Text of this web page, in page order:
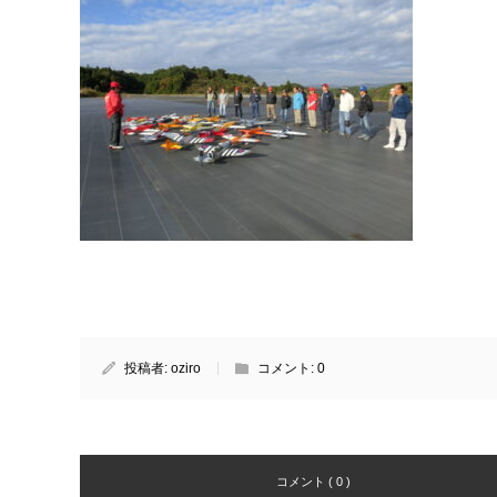
投稿者: oziro コメント: 0
コメント ( 0 )